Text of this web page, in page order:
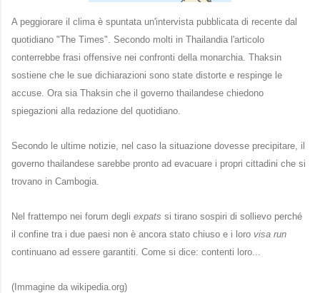
A peggiorare il clima è spuntata un'intervista pubblicata di recente dal
quotidiano "The Times". Secondo molti in Thailandia l'articolo
conterrebbe frasi offensive nei confronti della monarchia. Thaksin
sostiene che le sue dichiarazioni sono state distorte e respinge le
accuse. Ora sia Thaksin che il governo thailandese chiedono
spiegazioni alla redazione del quotidiano.
Secondo le ultime notizie, nel caso la situazione dovesse precipitare, il
governo thailandese sarebbe pronto ad evacuare i propri cittadini che si
trovano in Cambogia.
Nel frattempo nei forum degli expats si tirano sospiri di sollievo perché
il confine tra i due paesi non è ancora stato chiuso e i loro visa run
continuano ad essere garantiti. Come si dice: contenti loro...
(Immagine da wikipedia.org)